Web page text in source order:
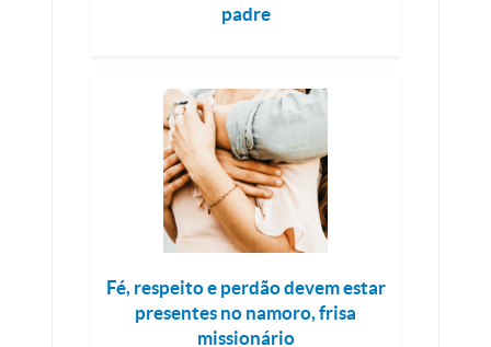
padre
Fé, respeito e perdão devem estar
presentes no namoro, frisa
missionário